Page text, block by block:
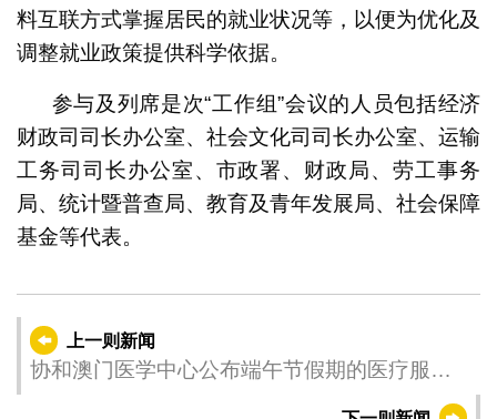
料互联方式掌握居民的就业状况等，以便为优化及
调整就业政策提供科学依据。
参与及列席是次“工作组”会议的人员包括经济
财政司司长办公室、社会文化司司长办公室、运输
工务司司长办公室、市政署、财政局、劳工事务
局、统计暨普查局、教育及青年发展局、社会保障
基金等代表。
上一则新闻
协和澳门医学中心公布端午节假期的医疗服务